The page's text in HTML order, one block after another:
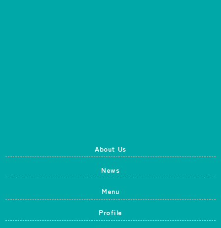
About Us
News
Menu
Profile